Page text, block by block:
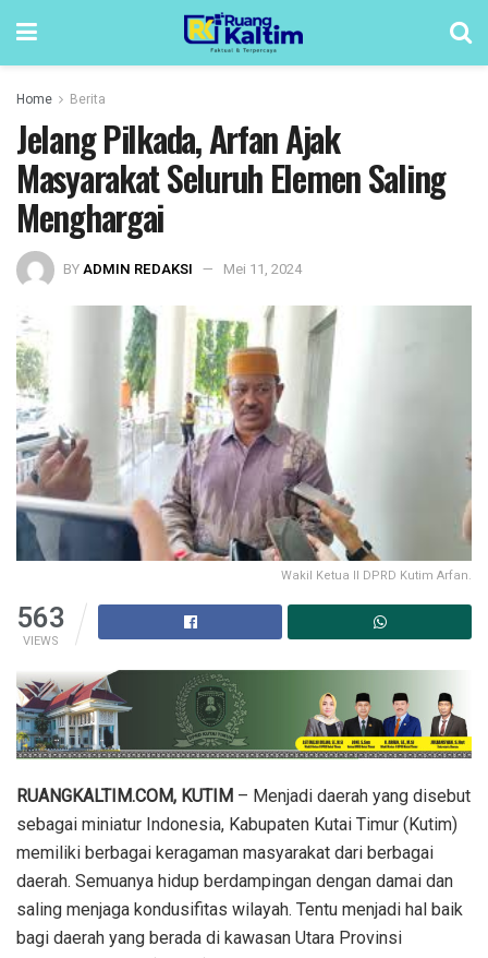
Home Berita
Jelang Pilkada, Arfan Ajak
Masyarakat Seluruh Elemen Saling
Menghargai
BYADMIN REDAKSI Mei 11, 2024
Wakil Ketua II DPRD Kutim Arfan.
563
VIEWS
RUANGKALTIM.COM, KUTIM – Menjadi daerah yang disebut
sebagai miniatur Indonesia, Kabupaten Kutai Timur (Kutim)
memiliki berbagai keragaman masyarakat dari berbagai
daerah. Semuanya hidup berdampingan dengan damai dan
saling menjaga kondusifitas wilayah. Tentu menjadi hal baik
bagi daerah yang berada di kawasan Utara Provinsi